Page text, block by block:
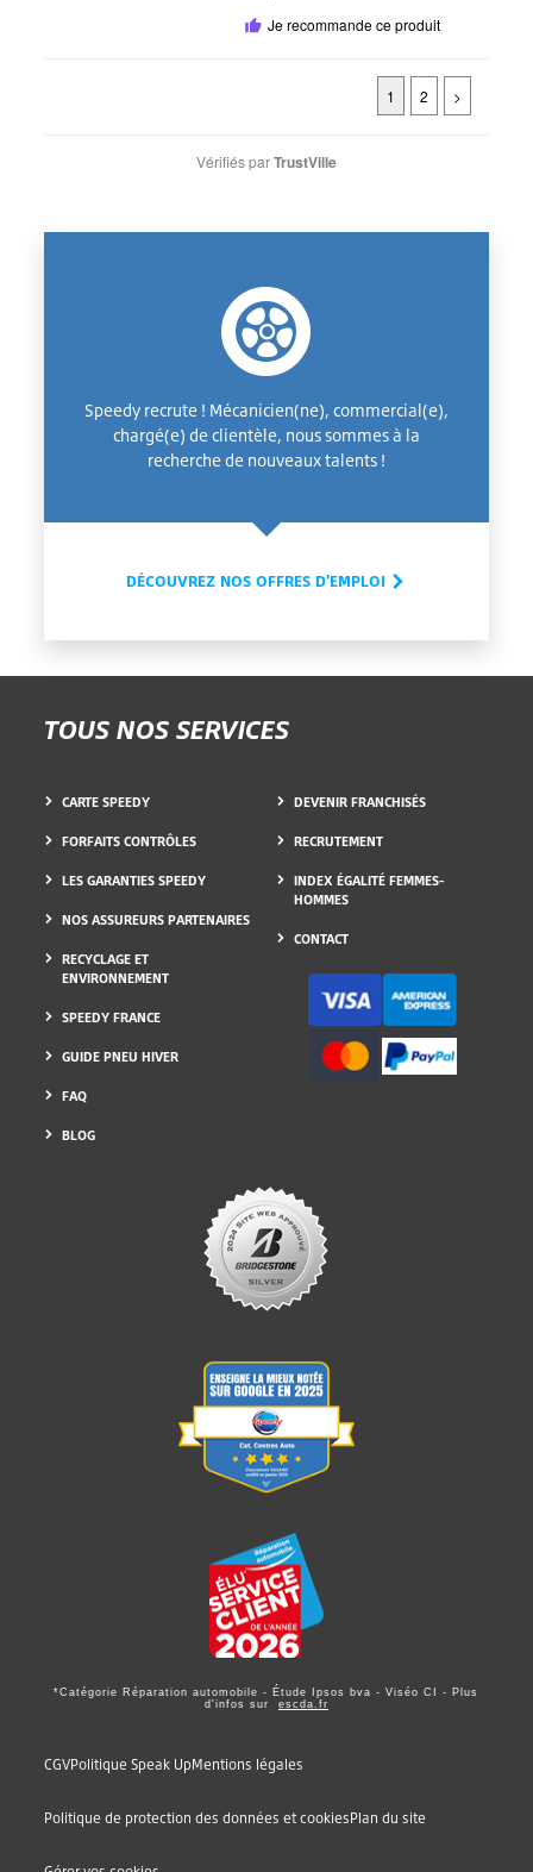
Je recommande ce produit
1 2 >
Vérifiés parTrustVille
Speedy recrute ! Mécanicien(ne), commercial(e),
chargé(e) de clientèle, nous sommes à la
recherche de nouveaux talents !
DÉCOUVREZ NOS OFFRES D'EMPLOI
TOUS NOS SERVICES
CARTE SPEEDY
FORFAITS CONTRÔLES
LES GARANTIES SPEEDY
NOS ASSUREURS PARTENAIRES
RECYCLAGE ET
ENVIRONNEMENT
SPEEDY FRANCE
GUIDE PNEU HIVER
FAQ
BLOG
DEVENIR FRANCHISÉS
RECRUTEMENT
INDEX ÉGALITÉ FEMMES-
HOMMES
CONTACT
*Catégorie Réparation automobile - Étude Ipsos bva - Viséo CI - Plus
d'infos sur escda.fr
CGVPolitique Speak UpMentions légales
Politique de protection des données et cookiesPlan du site